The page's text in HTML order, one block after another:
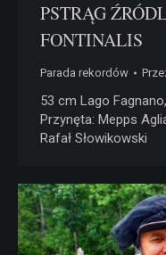
PSTRĄG
FONTINALIS
Parada rekordów
53 cm Lago
Przynęta: Mepps
Rafał Słowikowski